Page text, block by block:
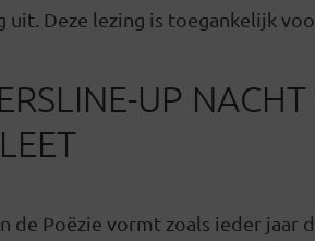
uit. Deze lezing is toegankelijk
UP
de Poëzie vormt zoals ieder